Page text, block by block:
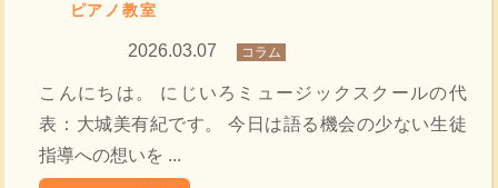
ピアノ教室
2026.03.07 コラム
こんにちは。 にじいろミュージックスクールの代
表：大城美有紀です。 今日は語る機会の少ない生徒
指導への想いを ...